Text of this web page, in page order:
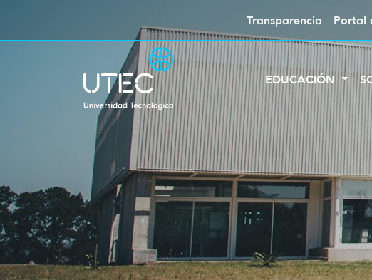
Transparencia Portal
EDUCACIÓN